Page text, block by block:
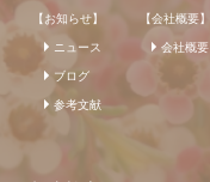
【お知らせ】
ニュース
ブログ
参考文献
【会社概要】
会社概要